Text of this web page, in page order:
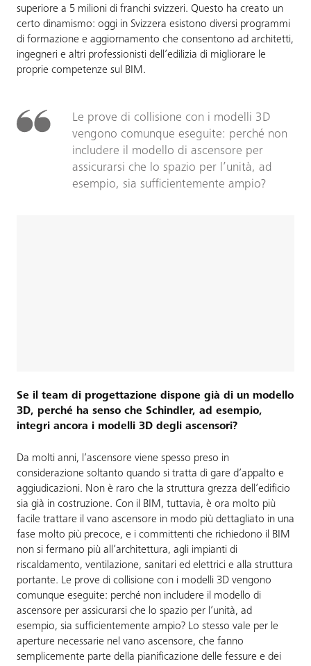
superiore a 5 milioni di franchi svizzeri. Questo ha creato un
certo dinamismo: oggi in Svizzera esistono diversi programmi
di formazione e aggiornamento che consentono ad architetti,
ingegneri e altri professionisti dell’edilizia di migliorare le
proprie competenze sul BIM.
Le prove di collisione con i modelli 3D
vengono comunque eseguite: perché non
includere il modello di ascensore per
assicurarsi che lo spazio per l’unità, ad
esempio, sia sufficientemente ampio?
Se il team di progettazione dispone già di un modello
3D, perché ha senso che Schindler, ad esempio,
integri ancora i modelli 3D degli ascensori?
Da molti anni, l’ascensore viene spesso preso in
considerazione soltanto quando si tratta di gare d’appalto e
aggiudicazioni. Non è raro che la struttura grezza dell’edificio
sia già in costruzione. Con il BIM, tuttavia, è ora molto più
facile trattare il vano ascensore in modo più dettagliato in una
fase molto più precoce, e i committenti che richiedono il BIM
non si fermano più all’architettura, agli impianti di
riscaldamento, ventilazione, sanitari ed elettrici e alla struttura
portante. Le prove di collisione con i modelli 3D vengono
comunque eseguite: perché non includere il modello di
ascensore per assicurarsi che lo spazio per l’unità, ad
esempio, sia sufficientemente ampio? Lo stesso vale per le
aperture necessarie nel vano ascensore, che fanno
semplicemente parte della pianificazione delle fessure e dei